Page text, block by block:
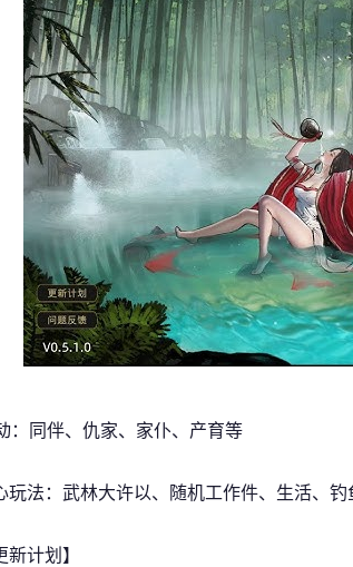
：同伴、仇家、家仆、产育等
玩法：武林大许以、随机工作件、生活、
计划】